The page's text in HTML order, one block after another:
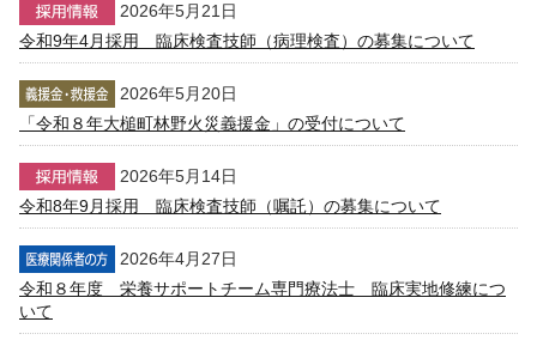
2026年5月21日
令和9年4月採用 臨床検査技師（病理検査）の募集について
2026年5月20日
「令和８年大槌町林野火災義援金」の受付について
2026年5月14日
令和8年9月採用 臨床検査技師（嘱託）の募集について
2026年4月27日
令和８年度 栄養サポートチーム専門療法士 臨床実地修練につ
いて